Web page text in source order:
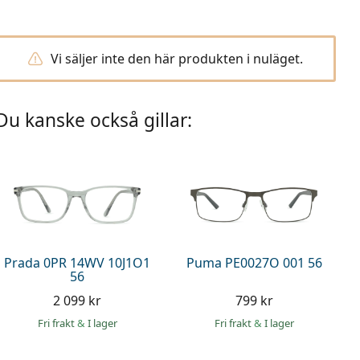
Vi säljer inte den här produkten i nuläget.
kanske också gillar:
Prada 0PR 14WV 10J1O1
56
2 099 kr
Fri frakt& I lager
Puma PE0027O 001 56
799 kr
Fri frakt& I lager